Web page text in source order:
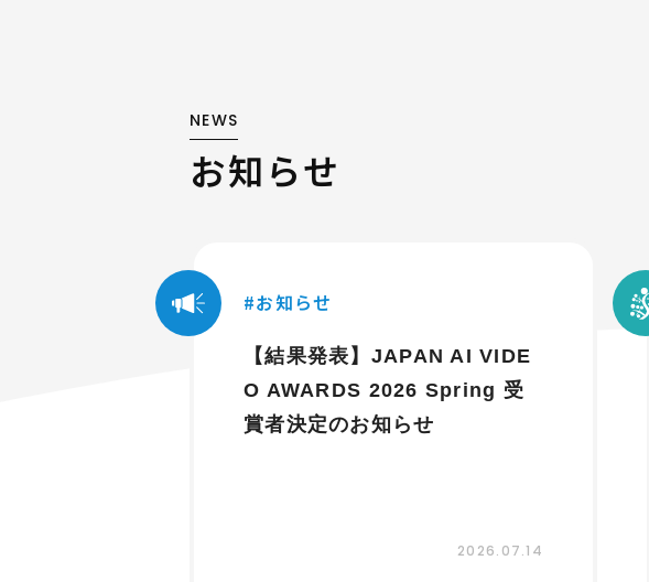
お知らせ
NEWS
お知らせ
【結果発表】JAPAN AI VIDE
O AWARDS 2026 Spring 受
賞者決定のお知らせ
2026.07.14